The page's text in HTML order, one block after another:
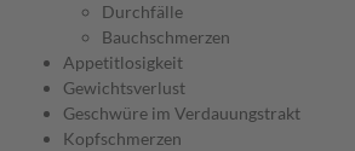
Durchfälle
Bauchschmerzen
Appetitlosigkeit
Gewichtsverlust
Geschwüre im Verdauungstrakt
Kopfschmerzen